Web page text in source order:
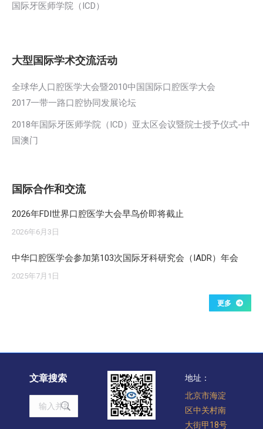
国际牙医师学院（ICD）
大型国际学术交流活动
全球华人口腔医学大会暨2010中国国际口腔医学大会
2017一带一路口腔协同发展论坛
2018年国际牙医师学院（ICD）亚太区会议暨院士授予仪式-中
国澳门
国际合作和交流
2026年FDI世界口腔医学大会早鸟价即将截止
2026年6月3日
中华口腔医学会参加第103次国际牙科研究会（IADR）年会
2025年7月1日
更多
文章搜索
Search:
地址：
北京市海淀
区中关村南
大街甲18号